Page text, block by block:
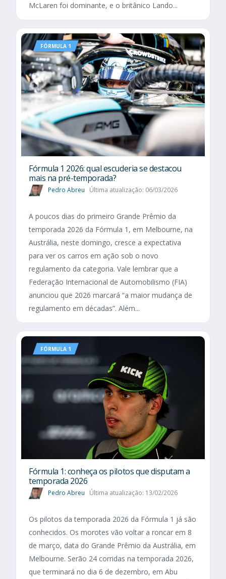
McLaren foi dominante, e o britânico Lando...
FÓRMULA 1
Fórmula 1 2026: qual escuderia se destacou
mais na pré-temporada?
Pedro Abreu Última atualização: 06/03/2026
A poucos dias do primeiro Grande Prêmio da
temporada 2026 da Fórmula 1, em Melbourne, na
Austrália, neste domingo, cresce a expectativa
para ver os carros em ação sob o novo
regulamento da categoria. Vale lembrar que a
Federação Internacional de Automobilismo (FIA)
anunciou que 2026 marcará “a maior mudança de
regulamento em décadas”. Além...
FÓRMULA 1
Fórmula 1: conheça os pilotos que disputam a
temporada 2026
Pedro Abreu Última atualização: 13/02/2026
Os pilotos da temporada 2026 da Fórmula 1 já são
conhecidos. Os morotes vão voltar a roncar em 8
de março, data do Grande Prêmio da Austrália, em
Melbourne. Serão 24 corridas na temporada 2026,
que terminará no dia 6 de dezembro, em Abu